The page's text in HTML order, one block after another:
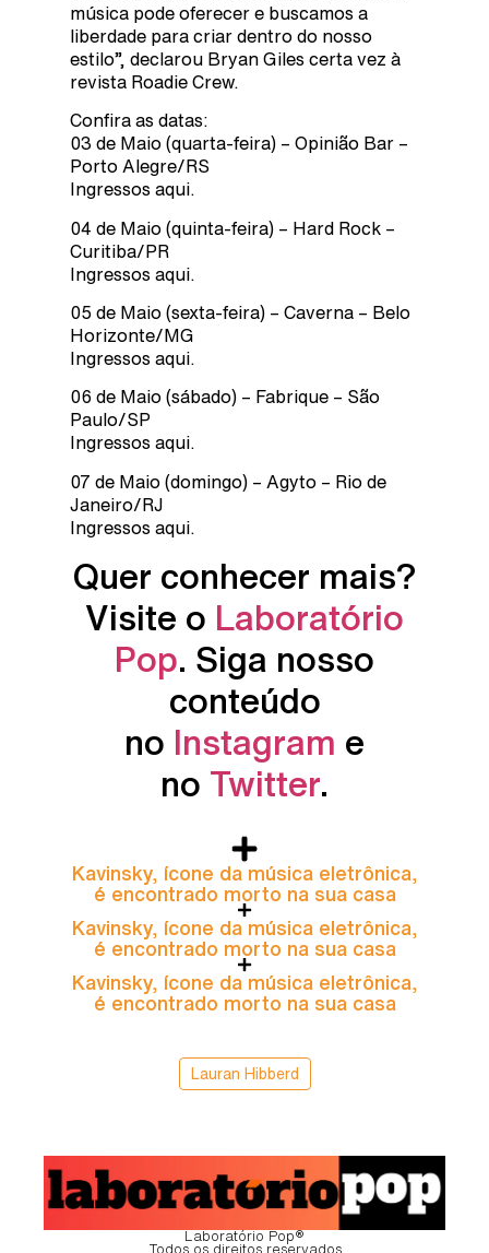
música pode oferecer e buscamos a
liberdade para criar dentro do nosso
estilo”, declarou Bryan Giles certa vez à
revista Roadie Crew.
Confira as datas:
03 de Maio (quarta-feira) – Opinião Bar –
Porto Alegre/RS
Ingressos aqui.
04 de Maio (quinta-feira) – Hard Rock –
Curitiba/PR
Ingressos aqui.
05 de Maio (sexta-feira) – Caverna – Belo
Horizonte/MG
Ingressos aqui.
06 de Maio (sábado) – Fabrique – São
Paulo/SP
Ingressos aqui.
07 de Maio (domingo) – Agyto – Rio de
Janeiro/RJ
Ingressos aqui.
Quer conhecer mais?
Visite o Laboratório
Pop. Siga nosso
conteúdo
no Instagram e
no Twitter.
Kavinsky, ícone da música eletrônica,
é encontrado morto na sua casa
Kavinsky, ícone da música eletrônica,
é encontrado morto na sua casa
Kavinsky, ícone da música eletrônica,
é encontrado morto na sua casa
Lauran Hibberd
Laboratório Pop®
Todos os direitos reservados